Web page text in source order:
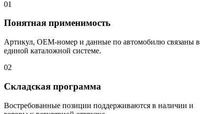
01
Понятная применимость
Артикул, OEM-номер и данные по автомобилю связаны в
единой каталожной системе.
02
Складская программа
Востребованные позиции поддерживаются в наличии и